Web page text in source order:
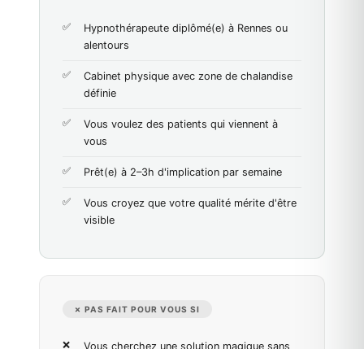
Hypnothérapeute diplômé(e) à Rennes ou
alentours
Cabinet physique avec zone de chalandise
définie
Vous voulez des patients qui viennent à
vous
Prêt(e) à 2–3h d'implication par semaine
Vous croyez que votre qualité mérite d'être
visible
✗ PAS FAIT POUR VOUS SI
Vous cherchez une solution magique sans